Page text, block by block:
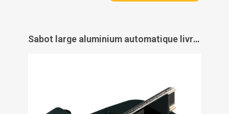
Sabot large aluminium automatique livré avec 2 cales noir RAL 9005 - TIRARD